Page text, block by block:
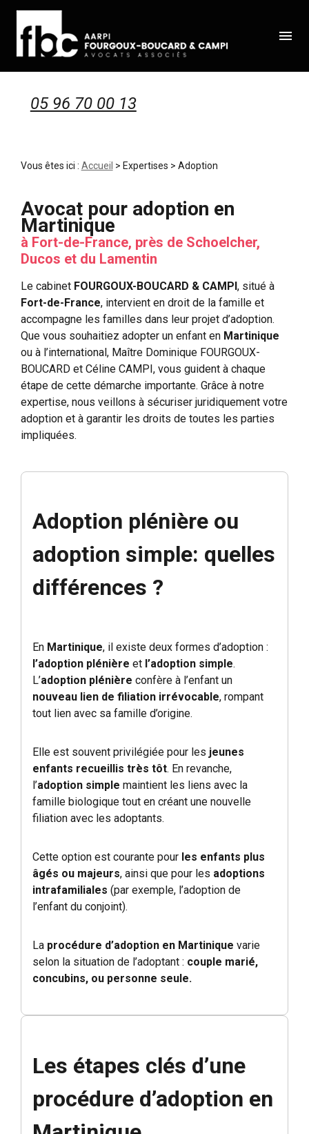
menu
05 96 70 00 13
Vous êtes ici : Accueil > Expertises > Adoption
Avocat pour adoption en
Martinique
à Fort-de-France, près de Schoelcher,
Ducos et du Lamentin
Le cabinet FOURGOUX-BOUCARD & CAMPI, situé à
Fort-de-France, intervient en droit de la famille et
accompagne les familles dans leur projet d’adoption.
Que vous souhaitiez adopter un enfant en Martinique
ou à l’international, Maître Dominique FOURGOUX-
BOUCARD et Céline CAMPI, vous guident à chaque
étape de cette démarche importante. Grâce à notre
expertise, nous veillons à sécuriser juridiquement votre
adoption et à garantir les droits de toutes les parties
impliquées.
Adoption plénière ou
adoption simple: quelles
différences ?
En Martinique, il existe deux formes d’adoption :
l’adoption plénière et l’adoption simple.
L’adoption plénière confère à l’enfant un
nouveau lien de filiation irrévocable, rompant
tout lien avec sa famille d’origine.
Elle est souvent privilégiée pour les jeunes
enfants recueillis très tôt. En revanche,
l’adoption simple maintient les liens avec la
famille biologique tout en créant une nouvelle
filiation avec les adoptants.
Cette option est courante pour les enfants plus
âgés ou majeurs, ainsi que pour les adoptions
intrafamiliales (par exemple, l’adoption de
l’enfant du conjoint).
La procédure d’adoption en Martinique varie
selon la situation de l’adoptant : couple marié,
concubins, ou personne seule.
Les étapes clés d’une
procédure d’adoption en
Panneau de gestion des cookies